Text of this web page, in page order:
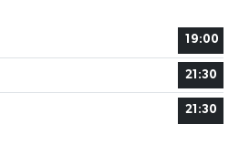
19:00
21:30
21:30